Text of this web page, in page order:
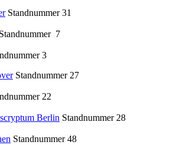
Standnummer 31
Standnummer 7
3
Standnummer 27
22
Berlin Standnummer 28
Standnummer 48